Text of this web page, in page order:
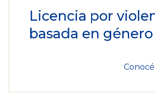
Licencia por
basada en género